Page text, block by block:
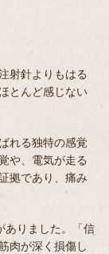
射針よりもはる
とんど感じない
れる独特の感覚
や、電気が走る
拠であり、痛み
ありました。「信
肉が深く損傷し